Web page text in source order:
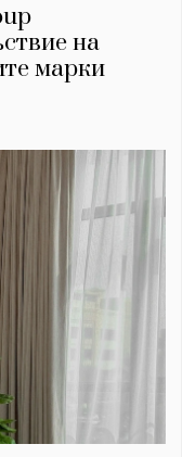
на
марки